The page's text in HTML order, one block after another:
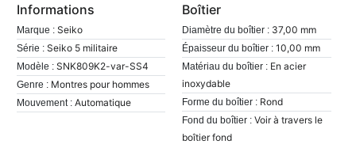
Informations
Marque : Seiko
Série : Seiko 5 militaire
Modèle : SNK809K2-var-SS4
Genre : Montres pour hommes
Mouvement : Automatique
Boîtier
Diamètre du boîtier : 37,00 mm
Épaisseur du boîtier : 10,00 mm
Matériau du boîtier : En acier
inoxydable
Forme du boîtier : Rond
Fond du boîtier : Voir à travers le
boîtier fond